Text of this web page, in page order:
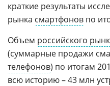
краткие результаты
рынка смартфонов по
Объем российского
(суммарные продажи
телефонов) по итогам
всю историю – 43 млн